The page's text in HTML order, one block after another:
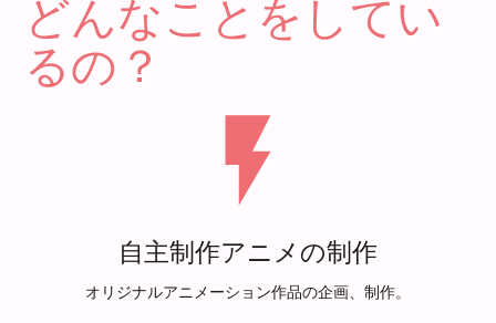
どんなことをしてい
るの？
flash_on
自主制作アニメの制作
オリジナルアニメーション作品の企画、制作。